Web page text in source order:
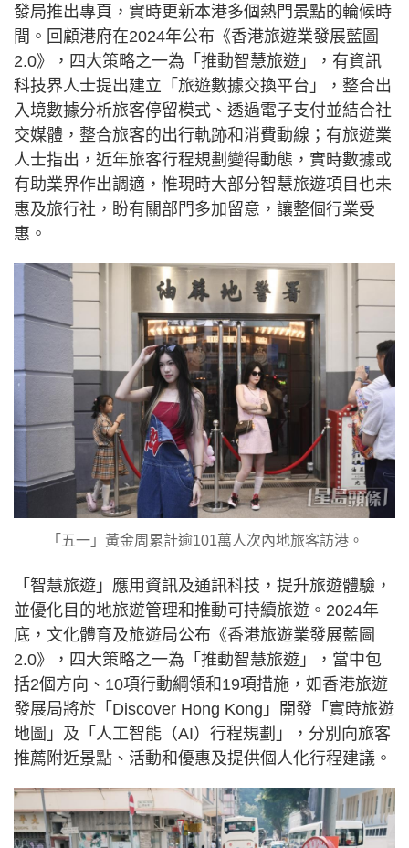
發局推出專頁，實時更新本港多個熱門景點的輪候時
間。回顧港府在2024年公布《香港旅遊業發展藍圖
2.0》，四大策略之一為「推動智慧旅遊」，有資訊
科技界人士提出建立「旅遊數據交換平台」，整合出
入境數據分析旅客停留模式、透過電子支付並結合社
交媒體，整合旅客的出行軌跡和消費動線；有旅遊業
人士指出，近年旅客行程規劃變得動態，實時數據或
有助業界作出調適，惟現時大部分智慧旅遊項目也未
惠及旅行社，盼有關部門多加留意，讓整個行業受
惠。
「五一」黃金周累計逾101萬人次內地旅客訪港。
「智慧旅遊」應用資訊及通訊科技，提升旅遊體驗，
並優化目的地旅遊管理和推動可持續旅遊。2024年
底，文化體育及旅遊局公布《香港旅遊業發展藍圖
2.0》，四大策略之一為「推動智慧旅遊」，當中包
括2個方向、10項行動綱領和19項措施，如香港旅遊
發展局將於「Discover Hong Kong」開發「實時旅遊
地圖」及「人工智能（AI）行程規劃」，分別向旅客
推薦附近景點、活動和優惠及提供個人化行程建議。